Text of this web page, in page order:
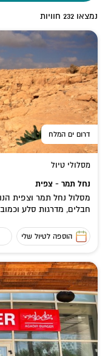
נמצאו 232 חוויות
דרום ים המלח
מסלולי טיול
נחל תמר - צפית
מסלול נחל תמר וצפית
חבלים, מדרגות סלע
הוספה לטיול שלי